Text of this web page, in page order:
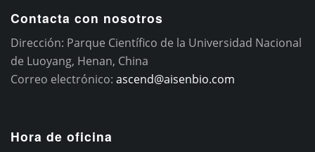
Contacta con nosotros
Dirección: Parque Científico de la Universidad Nacional
de Luoyang, Henan, China
Correo electrónico: ascend@aisenbio.com
Hora de oficina